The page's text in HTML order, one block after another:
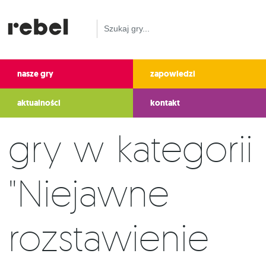
nasze gry zapowiedzi
aktualności kontakt
Gry w kategorii
"Niejawne
rozstawienie